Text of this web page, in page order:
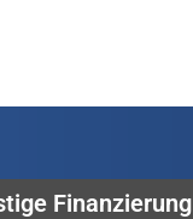
Finanzierung